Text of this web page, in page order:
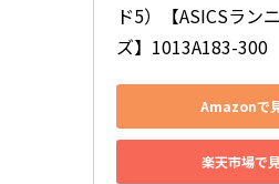
ド5）【ASICSラン
ズ】1013A183-300
Amazonで
楽天市場で